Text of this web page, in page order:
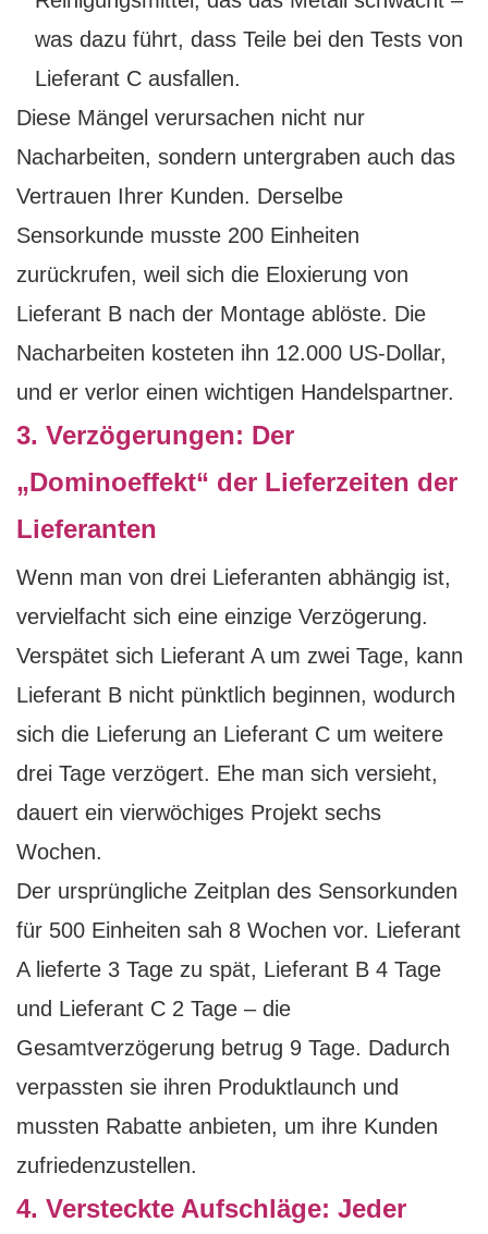
was dazu führt, dass Teile bei den Tests von
Lieferant C ausfallen.
Diese Mängel verursachen nicht nur
Nacharbeiten, sondern untergraben auch das
Vertrauen Ihrer Kunden. Derselbe
Sensorkunde musste 200 Einheiten
zurückrufen, weil sich die Eloxierung von
Lieferant B nach der Montage ablöste. Die
Nacharbeiten kosteten ihn 12.000 US-Dollar,
und er verlor einen wichtigen Handelspartner.
3. Verzögerungen: Der
„Dominoeffekt“ der Lieferzeiten der
Lieferanten
Wenn man von drei Lieferanten abhängig ist,
vervielfacht sich eine einzige Verzögerung.
Verspätet sich Lieferant A um zwei Tage, kann
Lieferant B nicht pünktlich beginnen, wodurch
sich die Lieferung an Lieferant C um weitere
drei Tage verzögert. Ehe man sich versieht,
dauert ein vierwöchiges Projekt sechs
Wochen.
Der ursprüngliche Zeitplan des Sensorkunden
für 500 Einheiten sah 8 Wochen vor. Lieferant
A lieferte 3 Tage zu spät, Lieferant B 4 Tage
und Lieferant C 2 Tage – die
Gesamtverzögerung betrug 9 Tage. Dadurch
verpassten sie ihren Produktlaunch und
mussten Rabatte anbieten, um ihre Kunden
zufriedenzustellen.
4. Versteckte Aufschläge: Jeder